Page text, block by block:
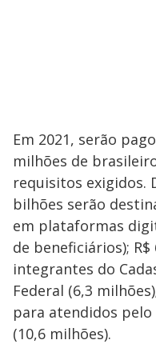
Em 2021, serão
milhões de
requisitos exigidos.
bilhões serão
em plataformas
de beneficiários);
integrantes do
Federal (6,3
para atendidos
(10,6 milhões).